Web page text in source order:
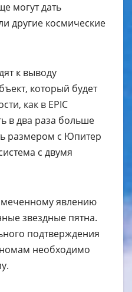
могут дать
другие космические
к выводу
который будет
как в EPIC
в два раза больше
размером с Юпитер
с двумя
явлению
звездные пятна.
подтверждения
необходимо